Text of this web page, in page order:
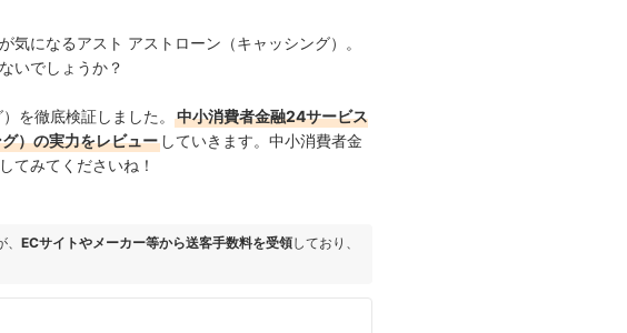
になるアスト アストローン（キャッシング）。
いでしょうか？
を徹底検証しました。
中小消費者金融24サービス
）の実力をレビュー していきます。中小消費者金
てみてくださいね！
ECサイトやメーカー等から送客手数料を受領しており、